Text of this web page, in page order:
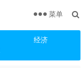
经济
菜单